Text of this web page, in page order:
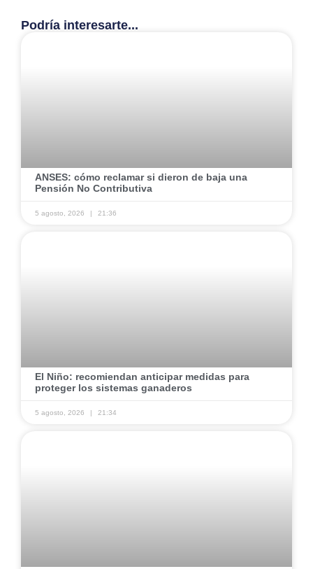
Podría interesarte...
ANSES: cómo reclamar si dieron de baja una
Pensión No Contributiva
5 agosto, 2026 21:36
El Niño: recomiendan anticipar medidas para
proteger los sistemas ganaderos
5 agosto, 2026 21:34